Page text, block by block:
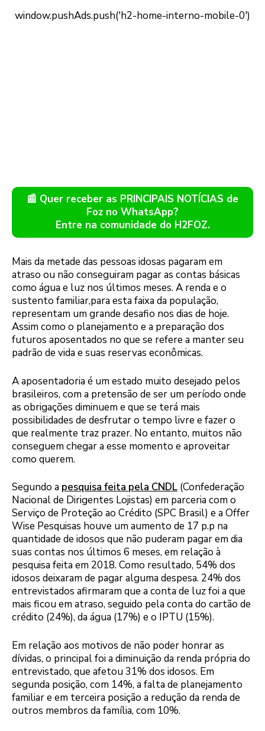
📰 Quer receber as PRINCIPAIS NOTÍCIAS de
Foz no WhatsApp?
Entre na comunidade do H2FOZ.
Mais da metade das pessoas idosas pagaram em
atraso ou não conseguiram pagar as contas básicas
como água e luz nos últimos meses. A renda e o
sustento familiar,para esta faixa da população,
representam um grande desafio nos dias de hoje.
Assim como o planejamento e a preparação dos
futuros aposentados no que se refere a manter seu
padrão de vida e suas reservas econômicas.
A aposentadoria é um estado muito desejado pelos
brasileiros, com a pretensão de ser um período onde
as obrigações diminuem e que se terá mais
possibilidades de desfrutar o tempo livre e fazer o
que realmente traz prazer. No entanto, muitos não
conseguem chegar a esse momento e aproveitar
como querem.
Segundo a pesquisa feita pela CNDL (Confederação
Nacional de Dirigentes Lojistas) em parceria com o
Serviço de Proteção ao Crédito (SPC Brasil) e a Offer
Wise Pesquisas houve um aumento de 17 p.p na
quantidade de idosos que não puderam pagar em dia
suas contas nos últimos 6 meses, em relação à
pesquisa feita em 2018. Como resultado, 54% dos
idosos deixaram de pagar alguma despesa. 24% dos
entrevistados afirmaram que a conta de luz foi a que
mais ficou em atraso, seguido pela conta do cartão de
crédito (24%), da água (17%) e o IPTU (15%).
Em relação aos motivos de não poder honrar as
dívidas, o principal foi a diminuição da renda própria do
entrevistado, que afetou 31% dos idosos. Em
segunda posição, com 14%, a falta de planejamento
familiar e em terceira posição a redução da renda de
outros membros da família, com 10%.